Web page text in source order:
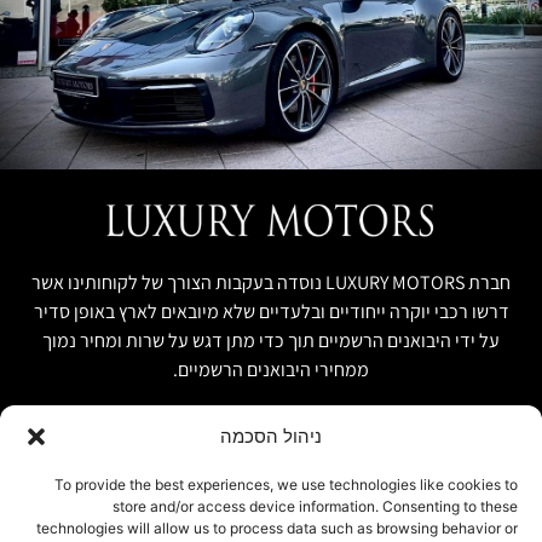
ניהול הסכמה
To provide the best experiences, we use technologies like cookies to
store and/or access device information. Consenting to these
technologies will allow us to process data such as browsing behavior or
חברת LUXURY MOTORS נוסדה בעקבות הצורך של לקוחותינו אשר
דרשו רכבי יוקרה ייחודיים ובלעדיים שלא מיובאים לארץ באופן סדיר
על ידי היבואנים הרשמיים תוך כדי מתן דגש על שרות ומחיר נמוך
ממחירי היבואנים הרשמיים.
אודות
074-7408590